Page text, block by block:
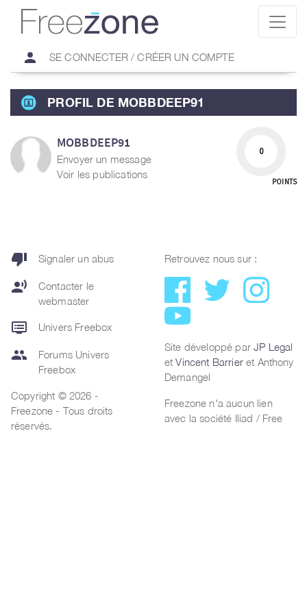
person SE CONNECTER / CRÉER UN COMPTE
PROFIL DE MOBBDEEP91
MOBBDEEP91
Envoyer un message
Voir les publications
0
POINTS
thumb_down Signaler un abus
record_voice_over
Contacter le
webmaster
dvr Univers Freebox
group
Forums Univers
Freebox
Copyright © 2026 -
Freezone - Tous droits
réservés.
Retrouvez nous sur :
Site développé parJP Legal
etVincent Barrieret Anthony
Demangel
Freezone n'a aucun lien
avec la société Iliad / Free